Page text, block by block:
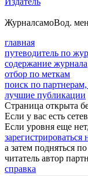
ЖурналсамоВод.
главная
путеводитель по
содержание журнала
отбор по меткам
поиск по
лучшие публикации
Страница открыта
Если у вас есть
Если уровня еще
зарегистрироваться
а затем подняться
читатель автор
справка